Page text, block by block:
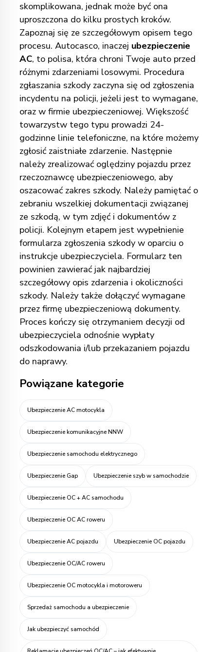
skomplikowana, jednak może być ona
uproszczona do kilku prostych kroków.
Zapoznaj się ze szczegółowym opisem tego
procesu. Autocasco, inaczej ubezpieczenie
AC, to polisa, która chroni Twoje auto przed
różnymi zdarzeniami losowymi. Procedura
zgłaszania szkody zaczyna się od zgłoszenia
incydentu na policji, jeżeli jest to wymagane,
oraz w firmie ubezpieczeniowej. Większość
towarzystw tego typu prowadzi 24-
godzinne linie telefoniczne, na które możemy
zgłosić zaistniałe zdarzenie. Następnie
należy zrealizować oględziny pojazdu przez
rzeczoznawcę ubezpieczeniowego, aby
oszacować zakres szkody. Należy pamiętać o
zebraniu wszelkiej dokumentacji związanej
ze szkodą, w tym zdjęć i dokumentów z
policji. Kolejnym etapem jest wypełnienie
formularza zgłoszenia szkody w oparciu o
instrukcje ubezpieczyciela. Formularz ten
powinien zawierać jak najbardziej
szczegółowy opis zdarzenia i okoliczności
szkody. Należy także dołączyć wymagane
przez firmę ubezpieczeniową dokumenty.
Proces kończy się otrzymaniem decyzji od
ubezpieczyciela odnośnie wypłaty
odszkodowania i/lub przekazaniem pojazdu
do naprawy.
Powiązane kategorie
Ubezpieczenie AC motocykla
Ubezpieczenie komunikacyjne NNW
Ubezpieczenie samochodu elektrycznego
Ubezpieczenie Gap Ubezpieczenie szyb w samochodzie
Ubezpieczenie OC + AC samochodu
Ubezpieczenie OC AC roweru
Ubezpieczenie AC pojazdu Ubezpieczenie OC pojazdu
Ubezpieczenie OC/AC roweru
Ubezpieczenie OC motocykla i motoroweru
Sprzedaż samochodu a ubezpieczenie
Jak ubezpieczyć samochód